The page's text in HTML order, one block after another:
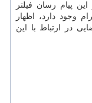
پیام رسان فیلتر
وجود دارد، اظهار
در ارتباط با این